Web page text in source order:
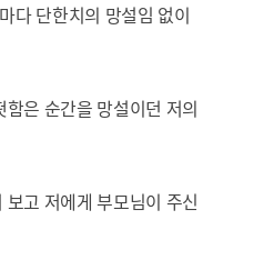
다 단한치의 망설임 없이
은 순간을 망설이던 저의
고 저에게 부모님이 주신